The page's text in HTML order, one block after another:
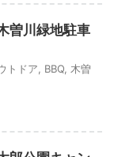
曽川緑地駐車
トドア BBQ 木曽